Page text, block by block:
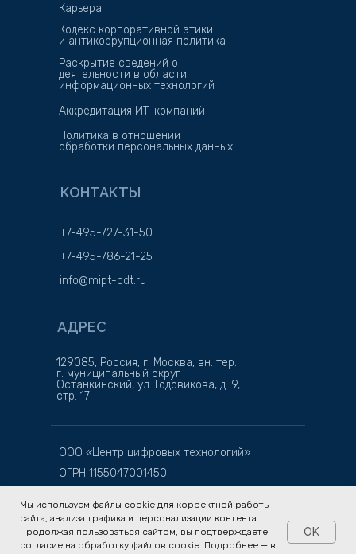
129085, Россия, г. Москва, вн. тер.
г. муниципальный округ
Останкинский, ул. Годовикова, д. 9,
стр. 17
КОНТАКТЫ
+7-495-727-31-50
Карьера
+7-495-786-21-25
Кодекс корпоративной этики
и антикоррупционная политика
АДРЕС
info@mipt-cdt.ru
Раскрытие сведений о
деятельности в области
информационных технологий
Аккредитация ИТ-компаний
Политика в отношении
обработки персональных данных
ООО «Центр цифровых технологий»
ОГРН 1155047001450
Мы используем файлы cookie для корректной работы
сайта, анализа трафика и персонализации контента.
Продолжая пользоваться сайтом, вы подтверждаете
согласие на обработку файлов cookie. Подробнее — в
OK
Made on Tilda